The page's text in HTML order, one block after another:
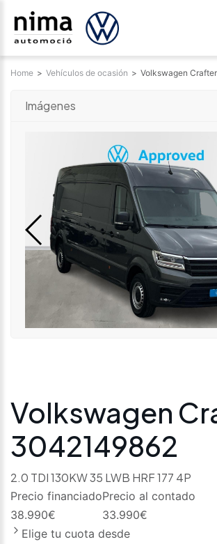
Home > Vehículos de ocasión > Volkswagen Crafter 2.0 TDI
Imágenes
Volkswagen
3042149862
2.0 TDI 130KW 35 LWB HRF 177 4P
Precio financiado
38.990€
Precio al contado
33.990€
Elige tu cuota desde